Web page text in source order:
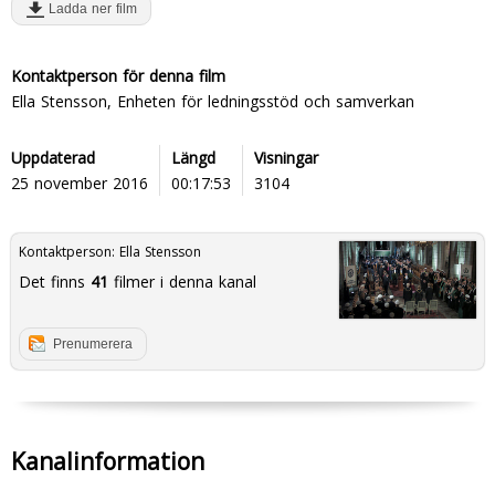
Ladda ner film
Kontaktperson för denna film
Ella Stensson, Enheten för ledningsstöd och samverkan
Uppdaterad
25 november 2016
Längd
00:17:53
Visningar
3104
Kontaktperson: Ella Stensson
Det finns 41 filmer i denna kanal
Prenumerera
Kanalinformation